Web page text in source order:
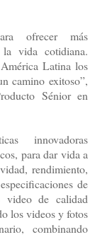
ofrecer más
vida cotidiana.
Latina los
camino exitoso”,
Sénior en
innovadoras
para dar vida a
rendimiento,
de
video de calidad
los videos y fotos
combinando